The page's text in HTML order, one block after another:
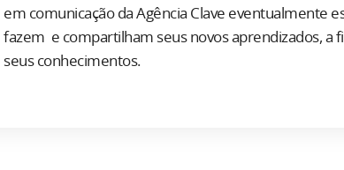
em comunicação da Agência Clave eventualmente
fazem e compartilham seus novos aprendizados, a
seus conhecimentos.